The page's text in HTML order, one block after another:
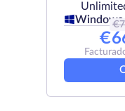
Windows
€
€